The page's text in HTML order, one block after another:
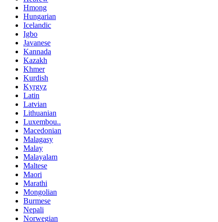
Hmong
Hungarian
Icelandic
Igbo
Javanese
Kannada
Kazakh
Khmer
Kurdish
Kyrgyz
Latin
Latvian
Lithuanian
Luxembou..
Macedonian
Malagasy
Malay
Malayalam
Maltese
Maori
Marathi
Mongolian
Burmese
Nepali
Norwegian